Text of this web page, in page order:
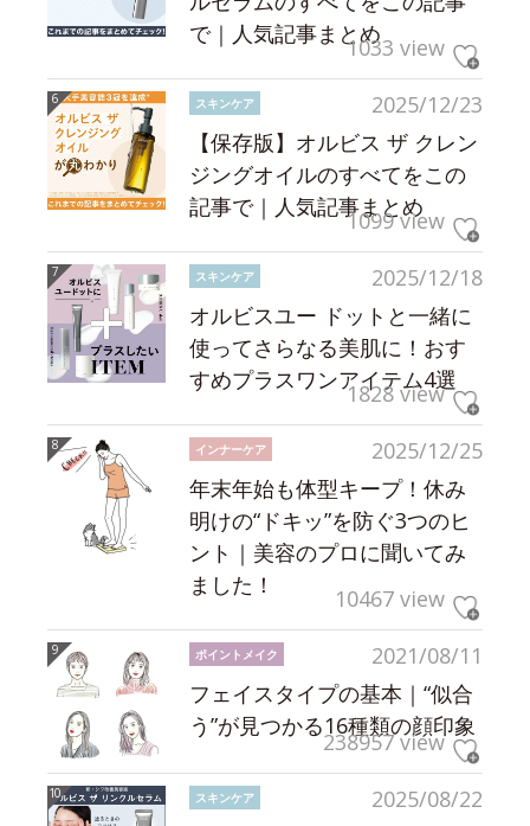
で｜人気記事まとめ1033 view
2025/12/23
スキンケア
【保存版】オルビス ザ クレン
ジングオイルのすべてをこの
記事で｜人気記事まとめ
1099 view
2025/12/18
スキンケア
オルビスユー ドットと一緒に
使ってさらなる美肌に！おす
すめプラスワンアイテム4選
1828 view
2025/12/25
インナーケア
年末年始も体型キープ！休み
明けの“ドキッ”を防ぐ3つのヒ
ント｜美容のプロに聞いてみ
ました！
10467 view
2021/08/11
ポイントメイク
フェイスタイプの基本｜“似合
う”が見つかる16種類の顔印象
238957 view
2025/08/22
スキンケア